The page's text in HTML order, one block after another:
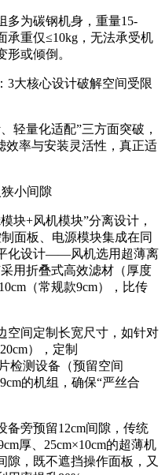
为碳钢机身，重量15-
承重仅≤10kg，无法承受机
或倾倒。
大核心设计破解空间受限
轻量化适配”三方面突破，
效率与安装灵活性，真正适
小间隙
块+风机模块”分离设计，
面板、电源模块集成在同
化设计——风机选用超薄离
用折叠式高效滤材（厚度
（常规款9cm），比传
间定制长宽尺寸，如针对
），定制
检测设备（预留空间
的机组，确保“严丝合
旁预留12cm间隙，传统
厚、25cm×10cm的超薄机
隙，既不遮挡操作面板，又